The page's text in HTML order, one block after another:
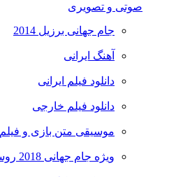
صوتی و تصویری
جام جهانی برزیل 2014
آهنگ ایرانی
دانلود فیلم ایرانی
دانلود فیلم خارجی
موسیقی متن بازی و فیلم
ویژه جام جهانی 2018 روسیه